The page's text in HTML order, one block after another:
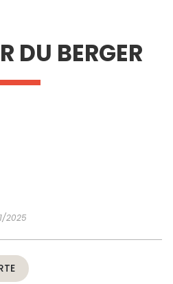
INSPIRACIONES
DU BERGER
2025